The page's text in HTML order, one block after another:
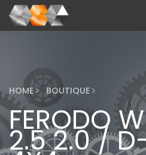
HOME BOUTIQUE
FERODO
2.5 2.0 /